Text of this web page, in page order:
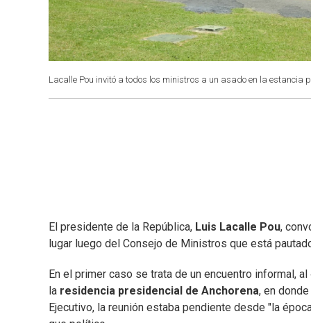
Lacalle Pou invitó a todos los ministros a un asado en la estancia
El presidente de la República, Luis Lacalle Pou,
lugar luego del Consejo de Ministros que está
En el primer caso se trata de un encuentro informal,
la residencia presidencial de Anchorena, en
Ejecutivo, la reunión estaba pendiente desde "la